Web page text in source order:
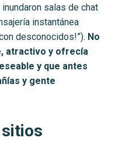
salas de chat
instantánea
desconocidos!”). No
atractivo y ofrecía
y que antes
y gente
sitios